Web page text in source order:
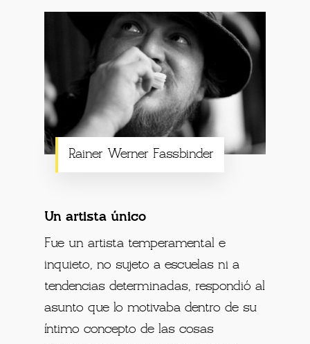
Rainer Werner Fassbinder
Un artista único
Fue un artista temperamental e
inquieto, no sujeto a escuelas ni a
tendencias determinadas, respondió al
asunto que lo motivaba dentro de su
íntimo concepto de las cosas